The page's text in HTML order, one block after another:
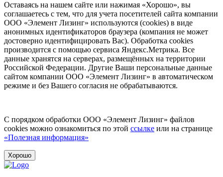
Оставаясь на нашем сайте или нажимая «Хорошо», вы
соглашаетесь с тем, что для учета посетителей сайта компании
ООО «Элемент Лизинг» используются (cookies) в виде
анонимных идентификаторов браузера (компания не может
достоверно идентифицировать Вас). Обработка cookies
производится с помощью сервиса Яндекс.Метрика. Все
данные хранятся на серверах, размещённых на территории
Российской Федерации. Другие Ваши персональные данные
сайтом компании ООО «Элемент Лизинг» в автоматическом
режиме и без Вашего согласия не обрабатываются.
С порядком обработки ООО «Элемент Лизинг» файлов
cookies можно ознакомиться по этой ссылке или на странице
«Полезная информация»
Хорошо